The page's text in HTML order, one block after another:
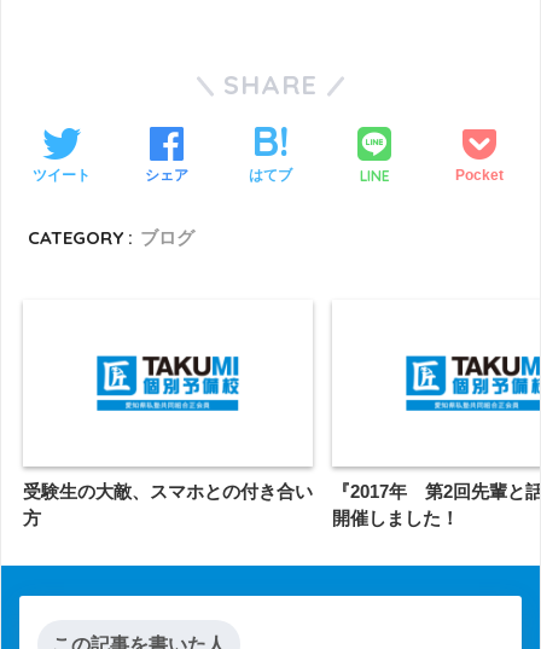
SHARE
ツイート シェア はてブ LINE Pocket
CATEGORY : ブログ
受験生の大敵、スマホとの付き合い
方
『2017年 第2回先輩と
開催しました！
この記事を書いた人